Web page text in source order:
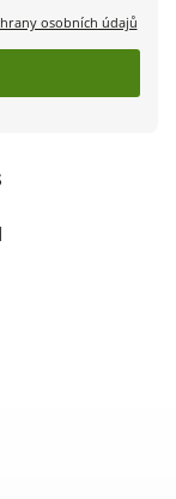
osobních údajů